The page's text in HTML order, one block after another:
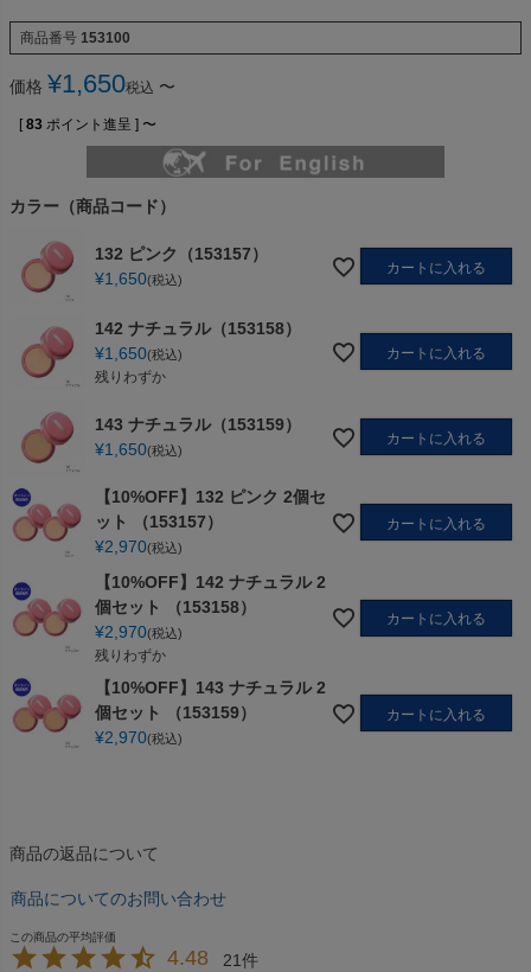
商品番号 153100
価格 ¥1,650税込 〜
[ 83 ポイント進呈 ] 〜
カラー（商品コード）
132 ピンク（153157）
¥1,650 税込
カートに入れる
142 ナチュラル（153158）
¥1,650 税込
残りわずか
カートに入れる
143 ナチュラル（153159）
¥1,650 税込
カートに入れる
【10%OFF】132 ピンク 2個セ
ット （153157）
¥2,970 税込
カートに入れる
【10%OFF】142 ナチュラル 2
個セット （153158）
¥2,970 税込
残りわずか
カートに入れる
【10%OFF】143 ナチュラル 2
個セット （153159）
¥2,970 税込
カートに入れる
商品の返品について
商品についてのお問い合わせ
4.48 21